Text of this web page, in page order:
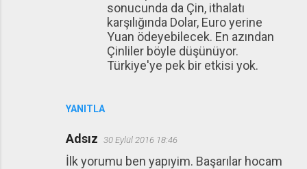
YANITLA
sonucunda da Çin, ithalatı
karşılığında Dolar, Euro yerine
Yuan ödeyebilecek. En azından
Çinliler böyle düşünüyor.
Türkiye'ye pek bir etkisi yok.
Adsız 30 Eylül 2016 18:46
İlk yorumu ben yapıyim. Başarılar hocam